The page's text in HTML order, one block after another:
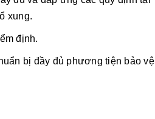
xung.
định.
bị đầy đủ phương tiện bảo vệ